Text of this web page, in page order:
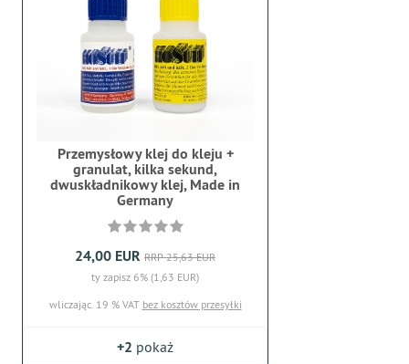
Przemysłowy klej do kleju +
granulat, kilka sekund,
dwuskładnikowy klej, Made in
Germany
24,00 EUR RRP 25,63 EUR
ty zapisz 6% (1,63 EUR)
wliczając. 19 % VAT bez kosztów przesyłki
+2 pokaż